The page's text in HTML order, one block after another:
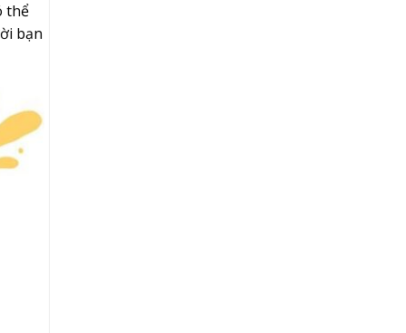
thể
bạn